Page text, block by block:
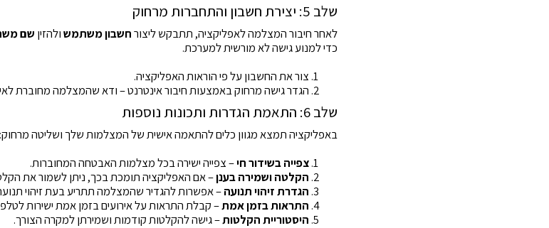
שלב 5: יצירת חשבון והתחברות מרחוק
לאחר חיבור המצלמה לאפליקציה, תתבקש ליצורחשבון משתמשולהזין שם
כדי למנוע גישה לא מורשית למערכת.
צור את החשבון על פי הוראות האפליקציה.
הגדר גישה מרחוק באמצעות חיבור אינטרנט – ודא שהמצלמה מחוברת
שלב 6: התאמת הגדרות ותכונות נוספות
באפליקציה תמצא מגוון כלים להתאמה אישית של המצלמות שלך ושליטה מרחוק:
צפייה בשידור חי– צפייה ישירה בכל מצלמות האבטחה המחוברות.
הקלטה ושמירה בענן– אם האפליקציה תומכת בכך, ניתן לשמור את
הגדרת זיהוי תנועה– אפשרות להגדיר שהמצלמה תתריע בעת זיהוי
התראות בזמן אמת– קבלת התראות על אירועים בזמן אמת ישירות
היסטוריית הקלטות– גישה להקלטות קודמות ושמירתן למקרה הצורך.